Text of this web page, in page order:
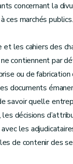
concernant la
ces marchés publics.
et les cahiers des
contiennent par
ou de fabrication
documents
savoir quelle
décisions
les
de contenir des